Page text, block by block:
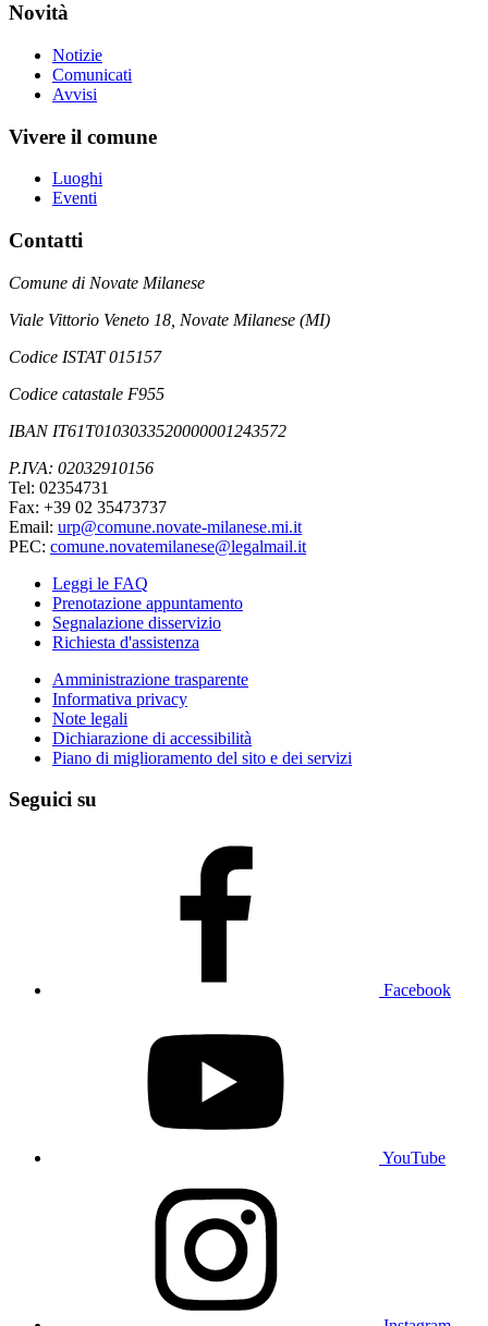
Novità
Notizie
Comunicati
Avvisi
Vivere il comune
Luoghi
Eventi
Contatti
Comune di Novate Milanese
Viale Vittorio Veneto 18, Novate Milanese (MI)
Codice ISTAT 015157
Codice catastale F955
IBAN IT61T0103033520000001243572
P.IVA: 02032910156
Tel: 02354731
Fax: +39 02 35473737
Email: urp@comune.novate-milanese.mi.it
PEC: comune.novatemilanese@legalmail.it
Leggi le FAQ
Prenotazione appuntamento
Segnalazione disservizio
Richiesta d'assistenza
Amministrazione trasparente
Informativa privacy
Note legali
Dichiarazione di accessibilità
Piano di miglioramento del sito e dei servizi
Seguici su
Facebook
YouTube